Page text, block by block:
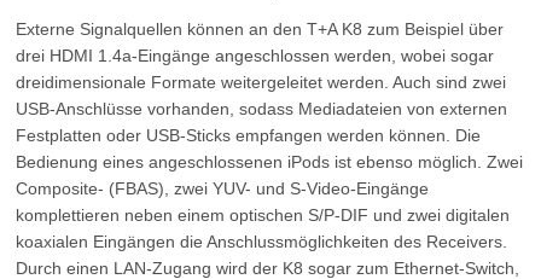
Externe Signalquellen können an den T+A K8 zum Beispiel über
drei HDMI 1.4a-Eingänge angeschlossen werden, wobei sogar
dreidimensionale Formate weitergeleitet werden. Auch sind zwei
USB-Anschlüsse vorhanden, sodass Mediadateien von externen
Festplatten oder USB-Sticks empfangen werden können. Die
Bedienung eines angeschlossenen iPods ist ebenso möglich. Zwei
Composite- (FBAS), zwei YUV- und S-Video-Eingänge
komplettieren neben einem optischen S/P-DIF und zwei digitalen
koaxialen Eingängen die Anschlussmöglichkeiten des Receivers.
Durch einen LAN-Zugang wird der K8 sogar zum Ethernet-Switch,